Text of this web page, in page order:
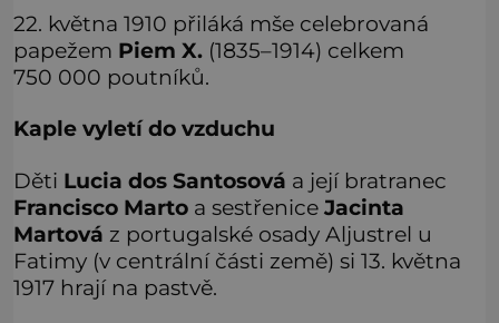
22. května 1910 přiláká mše celebrovaná
papežem Piem X. (1835–1914) celkem
750 000 poutníků.
Kaple vyletí do vzduchu
Děti Lucia dos Santosová a její bratranec
Francisco Marto a sestřenice Jacinta
Martová z portugalské osady Aljustrel u
Fatimy (v centrální části země) si 13. května
1917 hrají na pastvě.